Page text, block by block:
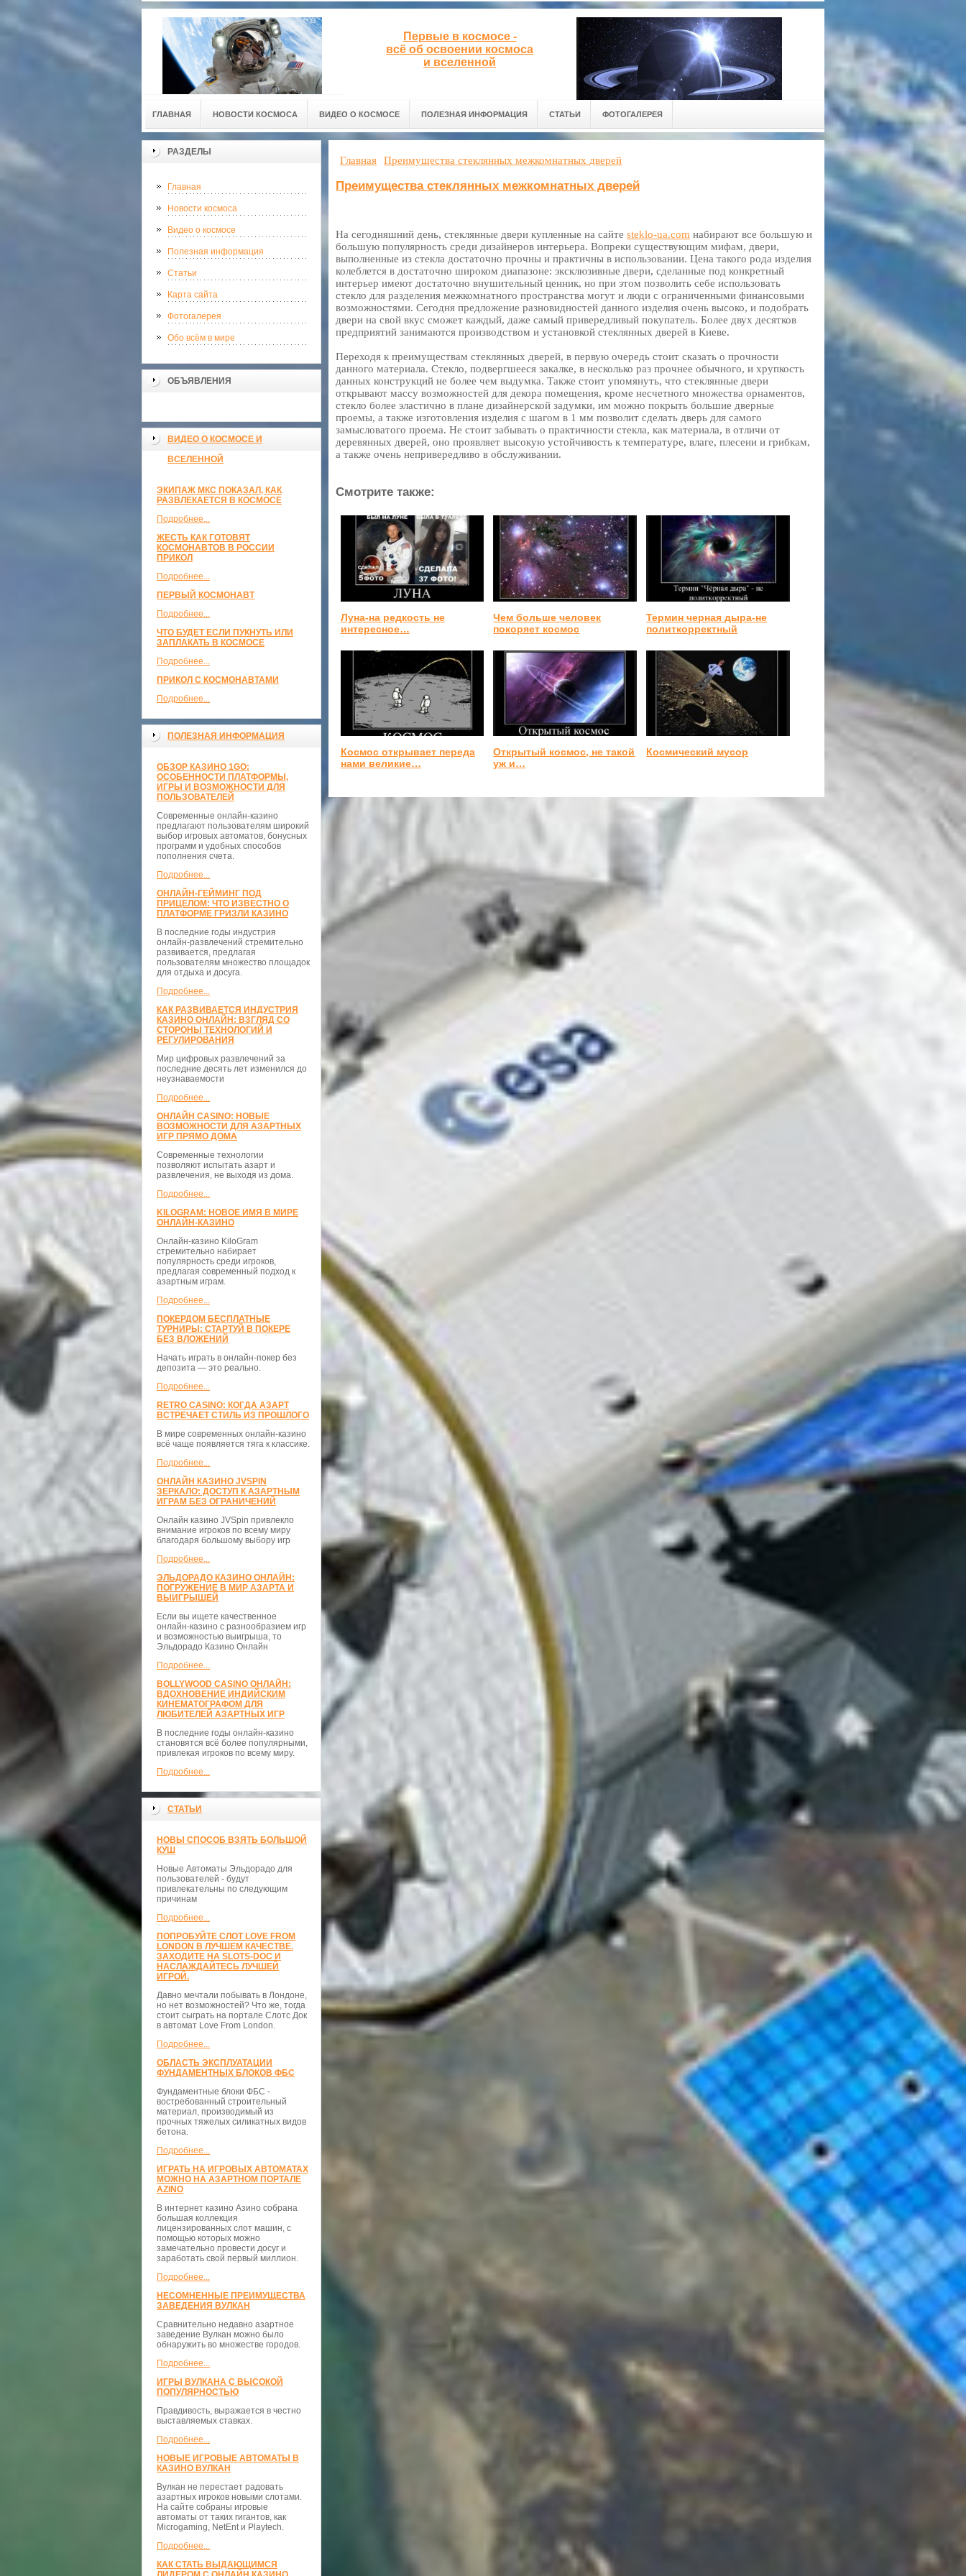
Первые в космосе -
всё об освоении космоса
и вселенной
ГЛАВНАЯ НОВОСТИ КОСМОСА ВИДЕО О КОСМОСЕ ПОЛЕЗНАЯ ИНФОРМАЦИЯ СТАТЬИ ФОТОГАЛЕРЕЯ
РАЗДЕЛЫ
Главная
Новости космоса
Видео о космосе
Полезная информация
Статьи
Карта сайта
Фотогалерея
Обо всём в мире
ОБЪЯВЛЕНИЯ
ВИДЕО О КОСМОСЕ И
ВСЕЛЕННОЙ
ЭКИПАЖ МКС ПОКАЗАЛ, КАК
РАЗВЛЕКАЕТСЯ В КОСМОСЕ
Подробнее...
ЖЕСТЬ КАК ГОТОВЯТ
КОСМОНАВТОВ В РОССИИ
ПРИКОЛ
Подробнее...
ПЕРВЫЙ КОСМОНАВТ
Подробнее...
ЧТО БУДЕТ ЕСЛИ ПУКНУТЬ ИЛИ
ЗАПЛАКАТЬ В КОСМОСЕ
Подробнее...
ПРИКОЛ С КОСМОНАВТАМИ
Подробнее...
ПОЛЕЗНАЯ ИНФОРМАЦИЯ
ОБЗОР КАЗИНО 1GO:
ОСОБЕННОСТИ ПЛАТФОРМЫ,
ИГРЫ И ВОЗМОЖНОСТИ ДЛЯ
ПОЛЬЗОВАТЕЛЕЙ
Современные онлайн-казино
предлагают пользователям широкий
выбор игровых автоматов, бонусных
программ и удобных способов
пополнения счета.
Подробнее...
ОНЛАЙН-ГЕЙМИНГ ПОД
ПРИЦЕЛОМ: ЧТО ИЗВЕСТНО О
ПЛАТФОРМЕ ГРИЗЛИ КАЗИНО
В последние годы индустрия
онлайн-развлечений стремительно
развивается, предлагая
пользователям множество площадок
для отдыха и досуга.
Подробнее...
КАК РАЗВИВАЕТСЯ ИНДУСТРИЯ
КАЗИНО ОНЛАЙН: ВЗГЛЯД СО
СТОРОНЫ ТЕХНОЛОГИЙ И
РЕГУЛИРОВАНИЯ
Мир цифровых развлечений за
последние десять лет изменился до
неузнаваемости
Подробнее...
ОНЛАЙН CASINO: НОВЫЕ
ВОЗМОЖНОСТИ ДЛЯ АЗАРТНЫХ
ИГР ПРЯМО ДОМА
Современные технологии
позволяют испытать азарт и
развлечения, не выходя из дома.
Подробнее...
KILOGRAM: НОВОЕ ИМЯ В МИРЕ
ОНЛАЙН-КАЗИНО
Онлайн-казино KiloGram
стремительно набирает
популярность среди игроков,
предлагая современный подход к
азартным играм.
Подробнее...
ПОКЕРДОМ БЕСПЛАТНЫЕ
ТУРНИРЫ: СТАРТУЙ В ПОКЕРЕ
БЕЗ ВЛОЖЕНИЙ
Начать играть в онлайн-покер без
депозита — это реально.
Подробнее...
RETRO CASINO: КОГДА АЗАРТ
ВСТРЕЧАЕТ СТИЛЬ ИЗ ПРОШЛОГО
В мире современных онлайн-казино
всё чаще появляется тяга к классике.
Подробнее...
ОНЛАЙН КАЗИНО JVSPIN
ЗЕРКАЛО: ДОСТУП К АЗАРТНЫМ
ИГРАМ БЕЗ ОГРАНИЧЕНИЙ
Онлайн казино JVSpin привлекло
внимание игроков по всему миру
благодаря большому выбору игр
Подробнее...
ЭЛЬДОРАДО КАЗИНО ОНЛАЙН:
ПОГРУЖЕНИЕ В МИР АЗАРТА И
ВЫИГРЫШЕЙ
Если вы ищете качественное
онлайн-казино с разнообразием игр
и возможностью выигрыша, то
Эльдорадо Казино Онлайн
Подробнее...
BOLLYWOOD CASINO ОНЛАЙН:
ВДОХНОВЕНИЕ ИНДИЙСКИМ
КИНЕМАТОГРАФОМ ДЛЯ
ЛЮБИТЕЛЕЙ АЗАРТНЫХ ИГР
В последние годы онлайн-казино
становятся всё более популярными,
привлекая игроков по всему миру.
Подробнее...
СТАТЬИ
НОВЫ СПОСОБ ВЗЯТЬ БОЛЬШОЙ
КУШ
Новые Автоматы Эльдорадо для
пользователей - будут
привлекательны по следующим
причинам
Подробнее...
ПОПРОБУЙТЕ СЛОТ LOVE FROM
LONDON В ЛУЧШЕМ КАЧЕСТВЕ.
ЗАХОДИТЕ НА SLOTS-DOC И
НАСЛАЖДАЙТЕСЬ ЛУЧШЕЙ
ИГРОЙ.
Давно мечтали побывать в Лондоне,
но нет возможностей? Что же, тогда
стоит сыграть на портале Слотс Док
в автомат Love From London.
Подробнее...
ОБЛАСТЬ ЭКСПЛУАТАЦИИ
ФУНДАМЕНТНЫХ БЛОКОВ ФБС
Фундаментные блоки ФБС -
востребованный строительный
материал, производимый из
прочных тяжелых силикатных видов
бетона.
Подробнее...
ИГРАТЬ НА ИГРОВЫХ АВТОМАТАХ
МОЖНО НА АЗАРТНОМ ПОРТАЛЕ
AZINO
В интернет казино Азино собрана
большая коллекция
лицензированных слот машин, с
помощью которых можно
замечательно провести досуг и
заработать свой первый миллион.
Подробнее...
НЕСОМНЕННЫЕ ПРЕИМУЩЕСТВА
ЗАВЕДЕНИЯ ВУЛКАН
Сравнительно недавно азартное
заведение Вулкан можно было
обнаружить во множестве городов.
Подробнее...
ИГРЫ ВУЛКАНА С ВЫСОКОЙ
ПОПУЛЯРНОСТЬЮ
Правдивость, выражается в честно
выставляемых ставках.
Подробнее...
НОВЫЕ ИГРОВЫЕ АВТОМАТЫ В
КАЗИНО ВУЛКАН
Вулкан не перестает радовать
азартных игроков новыми слотами.
На сайте собраны игровые
автоматы от таких гигантов, как
Microgaming, NetEnt и Playtech.
Подробнее...
КАК СТАТЬ ВЫДАЮЩИМСЯ
Главная Преимущества стеклянных межкомнатных дверей
Преимущества стеклянных межкомнатных дверей
На сегодняшний день, стеклянные двери купленные на сайте steklo-ua.com набирают все большую и
большую популярность среди дизайнеров интерьера. Вопреки существующим мифам, двери,
выполненные из стекла достаточно прочны и практичны в использовании. Цена такого рода изделия
колеблется в достаточно широком диапазоне: эксклюзивные двери, сделанные под конкретный
интерьер имеют достаточно внушительный ценник, но при этом позволить себе использовать
стекло для разделения межкомнатного пространства могут и люди с ограниченными финансовыми
возможностями. Сегодня предложение разновидностей данного изделия очень высоко, и подобрать
двери на свой вкус сможет каждый, даже самый привередливый покупатель. Более двух десятков
предприятий занимаются производством и установкой стеклянных дверей в Киеве.
Переходя к преимуществам стеклянных дверей, в первую очередь стоит сказать о прочности
данного материала. Стекло, подвергшееся закалке, в несколько раз прочнее обычного, и хрупкость
данных конструкций не более чем выдумка. Также стоит упомянуть, что стеклянные двери
открывают массу возможностей для декора помещения, кроме несчетного множества орнаментов,
стекло более эластично в плане дизайнерской задумки, им можно покрыть большие дверные
проемы, а также изготовления изделия с шагом в 1 мм позволит сделать дверь для самого
замысловатого проема. Не стоит забывать о практичности стекла, как материала, в отличи от
деревянных дверей, оно проявляет высокую устойчивость к температуре, влаге, плесени и грибкам,
а также очень непривередливо в обслуживании.
Смотрите также:
Луна-на редкость не
интересное…
Чем больше человек
покоряет космос
Термин черная дыра-не
политкорректный
Космос открывает переда
нами великие…
Открытый космос, не такой
уж и…
Космический мусор